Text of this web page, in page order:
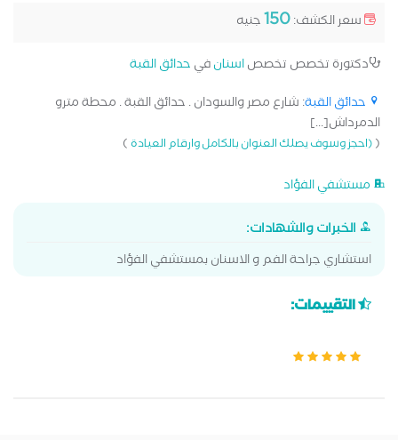
سعر الكشف:150جنيه
دكتورة تخصص تخصصاسنانفي حدائق القبة
حدائق القبة: شارع مصر والسودان . حدائق القبة . محطة مترو
الدمرداش[...]
((احجز وسوف يصلك العنوان بالكامل وارقام العيادة)
مستشفي الفؤاد
الخبرات والشهادات:
استشاري جراحة الفم و الاسنان بمستشفي الفؤاد
التقييمات: